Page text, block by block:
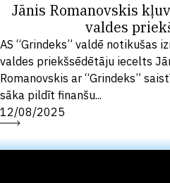
Jānis Romanovskis
valdes
AS “Grindeks” valdē notikušas
valdes priekšsēdētāju iecelts
Romanovskis ar “Grindeks”
sāka pildīt finanšu...
12/08/2025